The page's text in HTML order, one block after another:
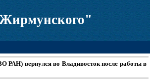
вернулся во Владивосток после работы в